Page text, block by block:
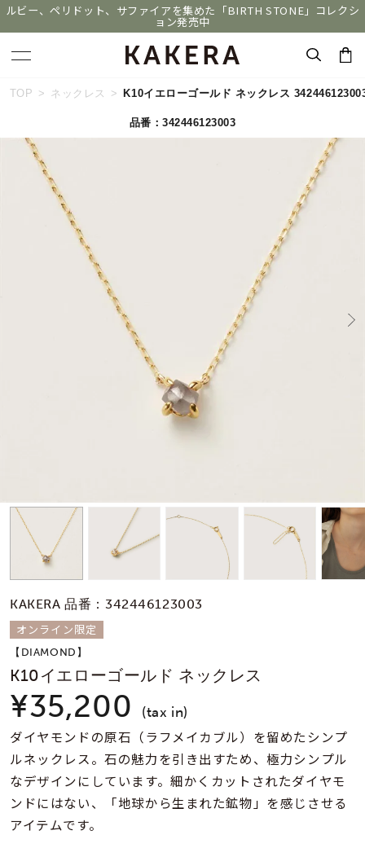
ルビー、ペリドット、サファイアを集めた「BIRTH STONE」コレクシ
ョン発売中
キーワードで検索する
人気検索キーワード
#ペア #エタニティ
#ダイヤモンド ネックレス
すべてのジュエリー
誕生石
モチーフ
石の色
ファッションテイス
ト
着用シーン
コレクション
TOP ネックレス K10イエローゴールド ネックレス
品番：342446123003
KAKERA 品番：342446123003
オンライン限定
【DIAMOND】
K10イエローゴールド ネックレス
¥35,200 (tax in)
ダイヤモンドの原石（ラフメイカブル）を留めたシンプ
ルネックレス。石の魅力を引き出すため、極力シンプル
なデザインにしています。細かくカットされたダイヤモ
ンドにはない、「地球から生まれた鉱物」を感じさせる
アイテムです。